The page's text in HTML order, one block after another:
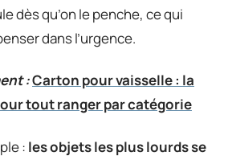
dès qu’on le penche, ce qui
dans l’urgence.
:Carton pour vaisselle : la
tout ranger par catégorie
: les objets les plus lourds se